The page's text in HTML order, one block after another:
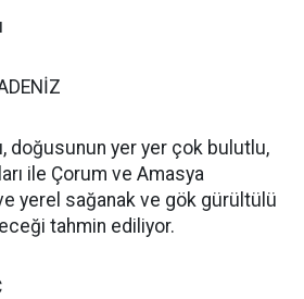
doğusunun yer yer çok bulutlu,
ile Çorum ve Amasya
yerel sağanak ve gök gürültülü
tahmin ediliyor.